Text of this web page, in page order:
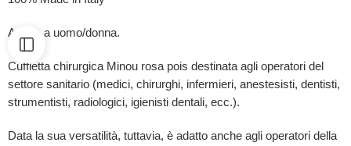
Adatta a uomo/donna.
Cuffietta chirurgica Minou rosa pois destinata agli operatori del
settore sanitario (medici, chirurghi, infermieri, anestesisti, dentisti,
strumentisti, radiologici, igienisti dentali, ecc.).
Data la sua versatilità, tuttavia, è adatto anche agli operatori della